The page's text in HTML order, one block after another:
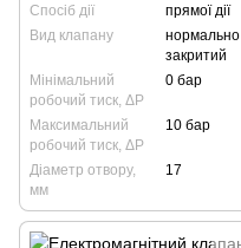
Спосіб дії
прямої дії
Вид клапану
нормально
закритий
Мінімальний
робочий тиск, ΔP
0 бар
Максимальний
робочий тиск, ΔP
10 бар
Діаметр отвору,
мм
17